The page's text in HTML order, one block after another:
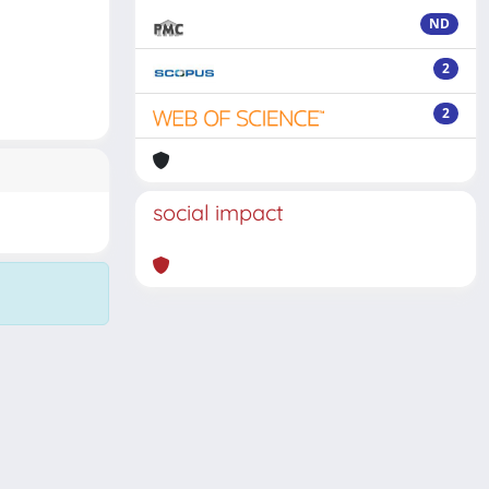
ND
2
2
social impact